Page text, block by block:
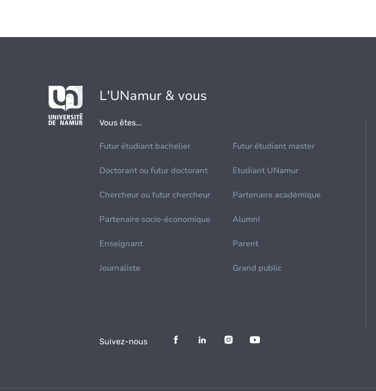
L'UNamur & vous
Vous êtes...
Futur étudiant bachelier Futur étudiant master
Doctorant ou futur doctorant Etudiant UNamur
Chercheur ou futur chercheur Partenaire académique
Partenaire socio-économique Alumni
Enseignant Parent
Journaliste Grand public
Suivez-nous